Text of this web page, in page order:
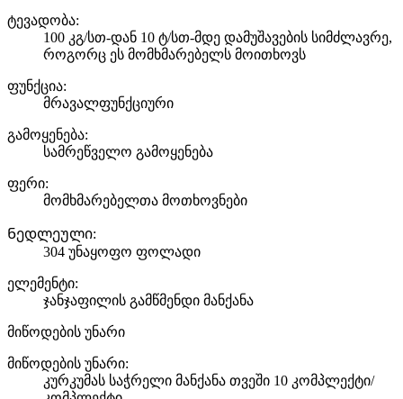
ტევადობა:
100 კგ/სთ-დან 10 ტ/სთ-მდე დამუშავების სიმძლავრე,
როგორც ეს მომხმარებელს მოითხოვს
ფუნქცია:
მრავალფუნქციური
გამოყენება:
სამრეწველო გამოყენება
ფერი:
მომხმარებელთა მოთხოვნები
Ნედლეული:
304 უნაყოფო ფოლადი
ელემენტი:
ჯანჯაფილის გამწმენდი მანქანა
მიწოდების უნარი
მიწოდების უნარი:
კურკუმას საჭრელი მანქანა თვეში 10 კომპლექტი/